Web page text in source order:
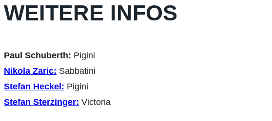
WEITERE INFOS
Paul Schuberth: Pigini
Nikola Zaric: Sabbatini
Stefan Heckel: Pigini
Stefan Sterzinger: Victoria